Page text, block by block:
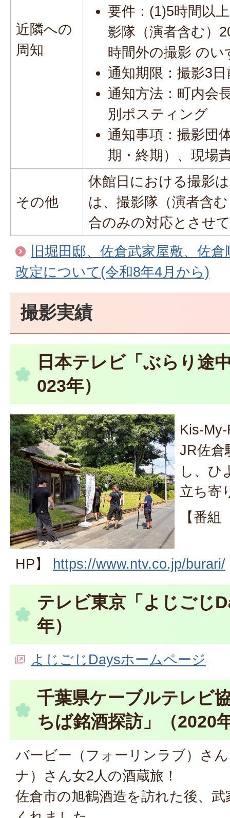
近隣への
周知
要件：(1)5時間以
影隊（演者含む）
時間外の撮影 のい
通知期限：撮影3
通知方法：町内会
別ポスティング
通知事項：撮影団
期・終期）、現場
その他
休館日における撮影
は、撮影隊（演者含
合のみの対応とさせ
旧堀田邸、佐倉武家屋敷、佐
改定について(令和8年4月から)
撮影実績
日本テレビ「ぶらり途
023年）
Kis-
JR佐倉
し、ひ
立ち寄
【番組
HP】 https://www.ntv.co.jp/burari/
テレビ東京「よじごじ
年）
よじごじDaysホームページ
千葉県ケーブルテレビ
ちば銘酒探訪」（2020
バービー（フォーリンラブ）さ
ナ）さん女2人の酒蔵旅！
佐倉市の旭鶴酒造を訪れた後、